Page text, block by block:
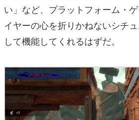
い」など、プラットフォーム・
イヤーの心を折りかねないシチ
して機能してくれるはずだ。